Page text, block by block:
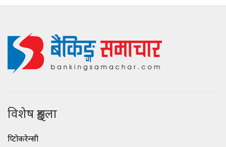
विशेष शृङ्खला
क्रिप्टोकरेन्सी